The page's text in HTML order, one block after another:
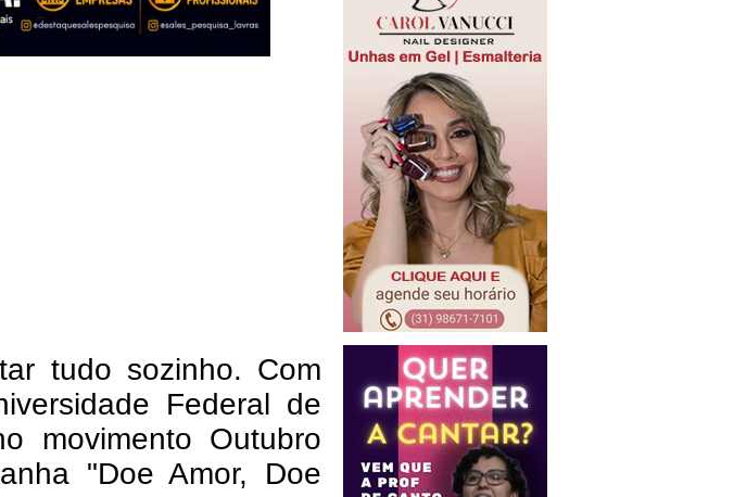
tudo sozinho. Com
Federal de
movimento Outubro
"Doe Amor, Doe